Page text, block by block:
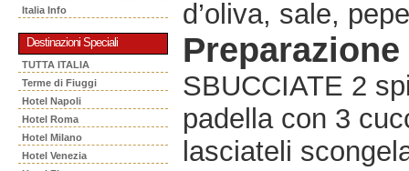
Italia Info
Destinazioni Speciali
TUTTA ITALIA
Terme di Fiuggi
Hotel Napoli
Hotel Roma
Hotel Milano
Hotel Venezia
d’oliva, sale,
Preparazione
SBUCCIATE 2
padella con 3
lasciateli